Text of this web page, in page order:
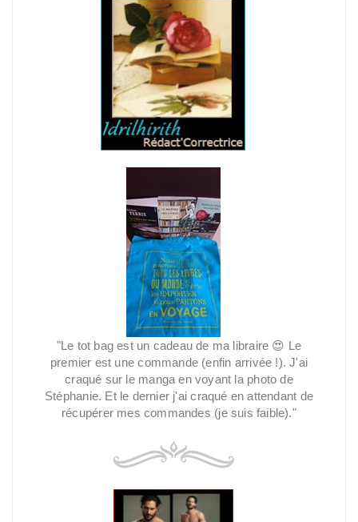
"Le tot bag est un cadeau de ma libraire 😍 Le
premier est une commande (enfin arrivée !). J'ai
craqué sur le manga en voyant la photo de
Stéphanie. Et le dernier j'ai craqué en attendant de
récupérer mes commandes (je suis faible)."